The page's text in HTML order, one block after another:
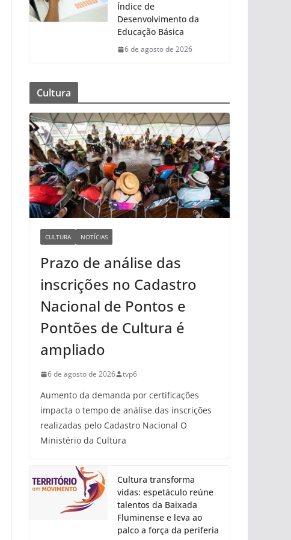
Índice de
Desenvolvimento da
Educação Básica
6 de agosto de 2026
Cultura
CULTURA NOTÍCIAS
Prazo de análise das
inscrições no Cadastro
Nacional de Pontos e
Pontões de Cultura é
ampliado
6 de agosto de 2026 tvp6
Aumento da demanda por certificações
impacta o tempo de análise das inscrições
realizadas pelo Cadastro Nacional O
Ministério da Cultura
Cultura transforma
vidas: espetáculo reúne
talentos da Baixada
Fluminense e leva ao
palco a força da periferia